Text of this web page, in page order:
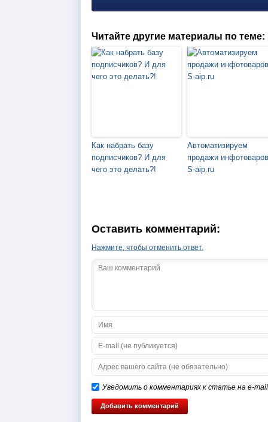
Читайте другие материалы по теме:
Как набрать базу
подписчиков? И для
чего это делать?!
Автоматизируем
продажи
S-aip.ru
Оставить комментарий:
Нажмите, чтобы отменить ответ.
Уведомить о комментариях к статье на e-mail